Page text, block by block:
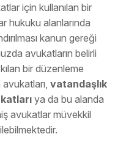
için kullanılan bir
hukuku alanlarında
kanun gereği
avukatların belirli
bir düzenleme
vatandaşlık
ya da bu alanda
avukatlar müvekkil